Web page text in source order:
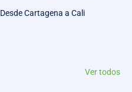
Desde Cartagena a Cali
Ver todos